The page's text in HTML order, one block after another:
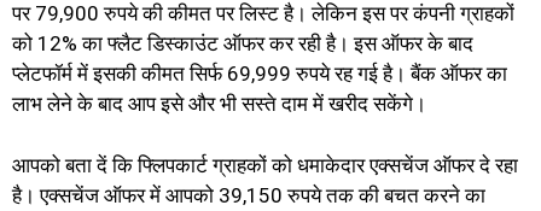
पर 79,900 रुपये की कीमत पर लिस्ट है। लेकिन इस पर कंपनी ग्राहकों
को 12% का फ्लैट डिस्काउंट ऑफर कर रही है। इस ऑफर के बाद
प्लेटफॉर्म में इसकी कीमत सिर्फ 69,999 रुपये रह गई है। बैंक ऑफर का
लाभ लेने के बाद आप इसे और भी सस्ते दाम में खरीद सकेंगे।
आपको बता दें कि फ्लिपकार्ट ग्राहकों को धमाकेदार एक्सचेंज ऑफर दे रहा
है। एक्सचेंज ऑफर में आपको 39,150 रुपये तक की बचत करने का